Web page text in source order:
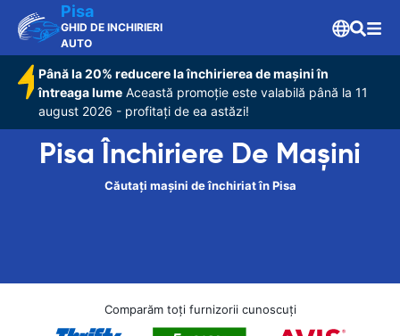
Pisa
GHID DE INCHIRIERI
AUTO
Până la 20% reducere la închirierea de mașini în
întreaga lume Această promoție este valabilă până la 11
august 2026 - profitați de ea astăzi!
Pisa Închiriere De Maşini
Căutați mașini de închiriat în Pisa
Comparăm toți furnizorii cunoscuți